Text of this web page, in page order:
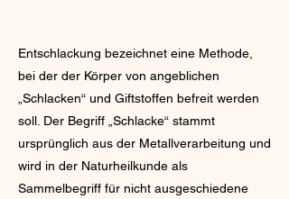
Entschlackung bezeichnet eine Methode,
bei der der Körper von angeblichen
„Schlacken“ und Giftstoffen befreit werden
soll. Der Begriff „Schlacke“ stammt
ursprünglich aus der Metallverarbeitung und
wird in der Naturheilkunde als
Sammelbegriff für nicht ausgeschiedene